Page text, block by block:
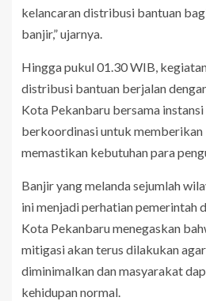
kelancaran distribusi bantuan
banjir,” ujarnya.
Hingga pukul 01.30 WIB,
distribusi bantuan berjalan
Kota Pekanbaru bersama
berkoordinasi untuk memberikan
memastikan kebutuhan para
Banjir yang melanda sejumlah
ini menjadi perhatian pemerintah
Kota Pekanbaru menegaskan
mitigasi akan terus dilakukan
diminimalkan dan masyarakat
kehidupan normal.